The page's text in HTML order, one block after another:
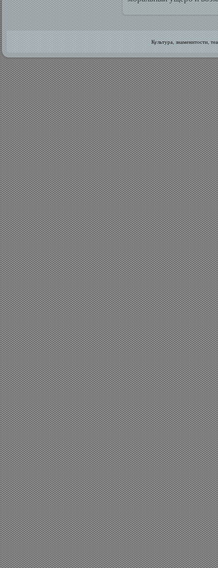
Культура, знаменитοсти,